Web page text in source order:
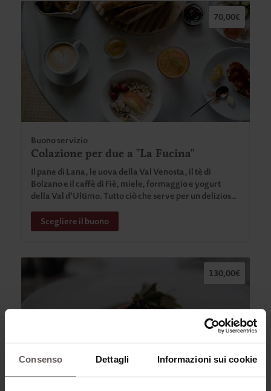
Consenso Dettagli Informazioni sui cookie
70,00€
Buono servizio
Colazione per due a "La Fucina"
Il pane di Lana, le uova della Val Venosta, il tè di
Bolzano e il caffè di Fiè, miele, formaggio e yogurt
della Val d’Ultimo. Tutto ciò che serve per un delizioso
Scegliere il buono
130,00€